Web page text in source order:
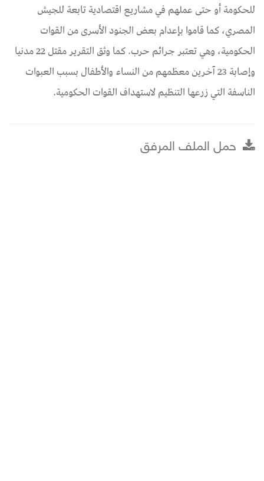
للحكومة أو حتى عملهم في مشاريع اقتصادية تابعة للجيش
المصري، كما قاموا بإعدام بعض الجنود الأسرى من القوات
الحكومية، وهي تعتبر جرائم حرب. كما وثق التقرير مقتل 22 مدنيا
وإصابة 23 آخرين معظمهم من النساء والأطفال بسبب العبوات
الناسفة التي زرعها التنظيم لاستهداف القوات الحكومية.
حمل الملف المرفق